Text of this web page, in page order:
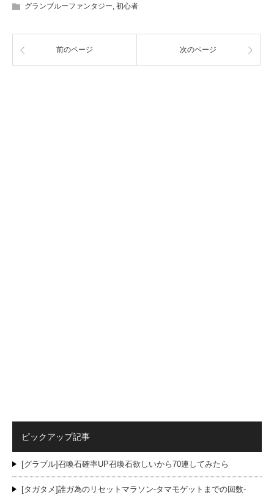
グランブルーファンタジー, 初心者
前のページ 次のページ
ピックアップ記事
[グラブル]召喚石確率UP召喚石欲しいから70連してみたら
[タガタメ]誰ガ為のリセットマラソン-タマモゲットまでの回数-